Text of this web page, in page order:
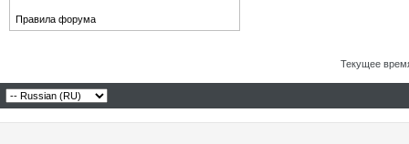
Правила форума
Текущее